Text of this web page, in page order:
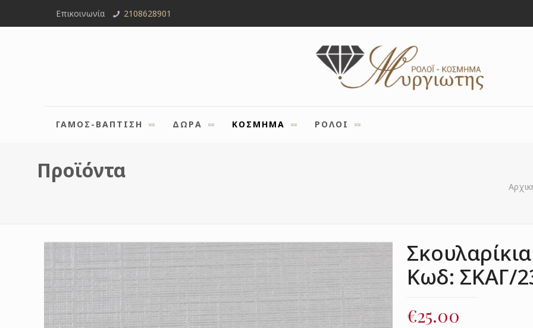
Επικοινωνία 2108628901
ΓΑΜΟΣ-ΒΑΠΤΙΣΗ ΔΩΡΑ ΚΟΣΜΗΜΑ ΡΟΛΟΙ
Προϊόντα
Κωδ: ΣΚΑΓ/
€25.00